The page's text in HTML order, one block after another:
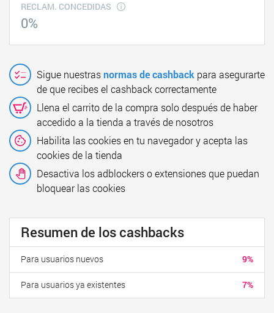
RECLAM. CONCEDIDAS
0%
Sigue nuestrasnormas de cashback para asegurarte
de que recibes el cashback correctamente
Llena el carrito de la compra solo después de haber
accedido a la tienda a través de nosotros
Habilita las cookies en tu navegador y acepta las
cookies de la tienda
Desactiva los adblockers o extensiones que puedan
bloquear las cookies
Resumen de los cashbacks
9%
Para usuarios nuevos
7%
Para usuarios ya existentes